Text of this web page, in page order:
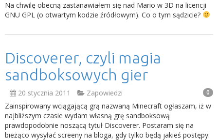
Na chwilę obecną zastanawiałem się nad Mario w 3D na licencji
GNU GPL (o otwartym kodzie źródłowym). Co o tym sądzicie?
Discoverer, czyli magia
sandboksowych gier
20 stycznia 2011 Zapowiedzi 0
Zainspirowany wciągającą grą nazwaną Minecraft ogłaszam, iż w
najbliższym czasie wydam własną grę sandboksową
prawdopodobnie noszącą tytuł Discoverer. Postaram się na
bieżąco wysyłać screeny na bloga, gdy tylko będą jakieś postępy.